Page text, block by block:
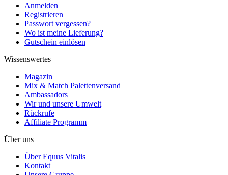
Anmelden
Registrieren
Passwort vergessen?
Wo ist meine Lieferung?
Gutschein einlösen
Wissenswertes
Magazin
Mix & Match Palettenversand
Ambassadors
Wir und unsere Umwelt
Rückrufe
Affiliate Programm
Über uns
Über Equus Vitalis
Kontakt